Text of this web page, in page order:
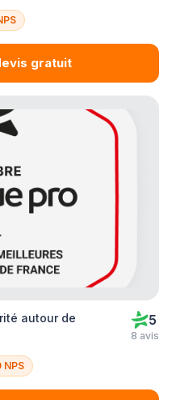
gratuit
autour de
5
8 avis
NPS